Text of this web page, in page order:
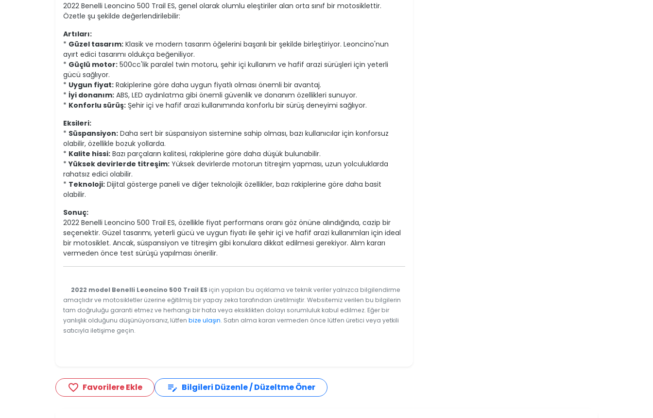
2022 Benelli Leoncino 500 Trail ES, genel olarak olumlu eleştiriler alan orta sınıf bir motosiklettir.
Özetle şu şekilde değerlendirilebilir:
Artıları:
* Güzel tasarım: Klasik ve modern tasarım öğelerini başarılı bir şekilde birleştiriyor. Leoncino'nun
ayırt edici tasarımı oldukça beğeniliyor.
* Güçlü motor: 500cc'lik paralel twin motoru, şehir içi kullanım ve hafif arazi sürüşleri için yeterli
gücü sağlıyor.
* Uygun fiyat: Rakiplerine göre daha uygun fiyatlı olması önemli bir avantaj.
* İyi donanım: ABS, LED aydınlatma gibi önemli güvenlik ve donanım özellikleri sunuyor.
* Konforlu sürüş: Şehir içi ve hafif arazi kullanımında konforlu bir sürüş deneyimi sağlıyor.
Eksileri:
* Süspansiyon: Daha sert bir süspansiyon sistemine sahip olması, bazı kullanıcılar için konforsuz
olabilir, özellikle bozuk yollarda.
* Kalite hissi: Bazı parçaların kalitesi, rakiplerine göre daha düşük bulunabilir.
*Yüksek devirlerde titreşim: Yüksek devirlerde motorun titreşim yapması, uzun yolculuklarda
rahatsız edici olabilir.
* Teknoloji: Dijital gösterge paneli ve diğer teknolojik özellikler, bazı rakiplerine göre daha basit
olabilir.
Sonuç:
2022 Benelli Leoncino 500 Trail ES, özellikle fiyat performans oranı göz önüne alındığında, cazip bir
seçenektir. Güzel tasarımı, yeterli gücü ve uygun fiyatı ile şehir içi ve hafif arazi kullanımları için ideal
bir motosiklet. Ancak, süspansiyon ve titreşim gibi konulara dikkat edilmesi gerekiyor. Alım kararı
vermeden önce test sürüşü yapılması önerilir.
2022 model Benelli Leoncino 500 Trail ES için yapılan bu açıklama ve teknik veriler yalnızca bilgilendirme
amaçlıdır ve motosikletler üzerine eğitilmiş bir yapay zeka tarafından üretilmiştir. Websitemiz verilen bu bilgilerin
tam doğruluğu garanti etmez ve herhangi bir hata veya eksiklikten dolayı sorumluluk kabul edilmez. Eğer bir
yanlışlık olduğunu düşünüyorsanız, lütfen bize ulaşın. Satın alma kararı vermeden önce lütfen üretici veya yetkili
satıcıyla iletişime geçin.
favorite_border Favorilere Ekle edit_note Bilgileri Düzenle / Düzeltme Öner